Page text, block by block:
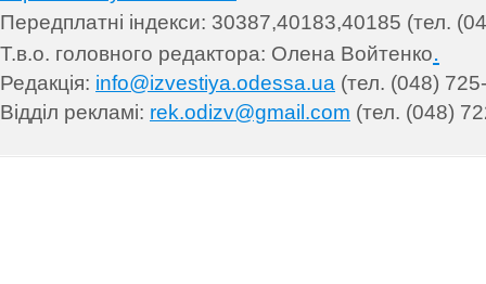
Передплатні індекси: 30387,40183,40185 (тел.
Т.в.о. головного редактора: Олена Войтенко.
Редакція: info@izvestiya.odessa.ua (тел. (048)
Відділ рекламі: rek.odizv@gmail.com (тел. (048)